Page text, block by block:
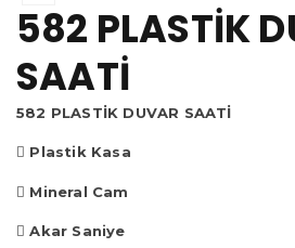
582 PLASTİK
SAATİ
582 PLASTİK DUVAR SAATİ
Plastik Kasa
Mineral Cam
Akar Saniye